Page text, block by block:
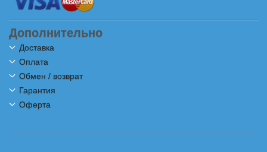
Дополнительно
Доставка
Оплата
Обмен / возврат
Гарантия
Оферта